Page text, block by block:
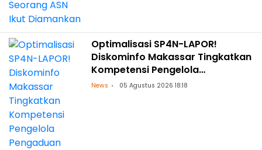
Optimalisasi SP4N-LAPOR!
Diskominfo Makassar Tingkatkan
Kompetensi Pengelola
Pengaduan OPD
News 05 Agustus 2026 18:18